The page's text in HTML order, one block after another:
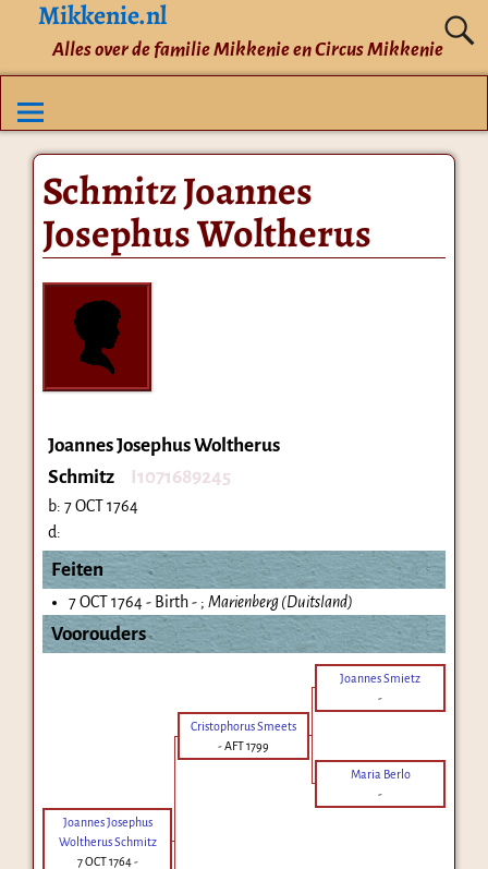
Mikkenie.nl
Alles over de familie Mikkenie en Circus Mikkenie
Schmitz Joannes
Josephus Woltherus
Joannes Josephus Woltherus
Schmitz
I1071689245
b: 7 OCT 1764
d:
Feiten
7 OCT 1764 - Birth - ; Marienberg (Duitsland)
Voorouders
Joannes Smietz
-
Cristophorus Smeets
-AFT 1799
Maria Berlo
-
Joannes Josephus
Woltherus Schmitz
7 OCT 1764-